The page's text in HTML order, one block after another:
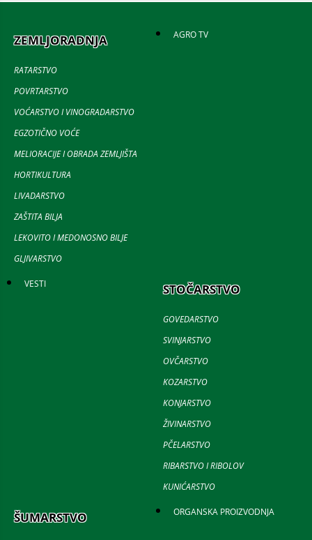
ZEMLJORADNJA
RATARSTVO
POVRTARSTVO
VOĆARSTVO I VINOGRADARSTVO
EGZOTIČNO VOĆE
MELIORACIJE I OBRADA ZEMLJIŠTA
HORTIKULTURA
LIVADARSTVO
ZAŠTITA BILJA
LEKOVITO I MEDONOSNO BILJE
GLJIVARSTVO
AGRO TV
VESTI STOČARSTVO
GOVEDARSTVO
SVINJARSTVO
OVČARSTVO
KOZARSTVO
KONJARSTVO
ŽIVINARSTVO
PČELARSTVO
RIBARSTVO I RIBOLOV
KUNIĆARSTVO
ŠUMARSTVO ORGANSKA PROIZVODNJA